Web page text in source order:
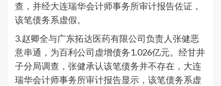
查，并经大连瑞华会计师事务所审计报告佐证，
该笔债务系虚假。
3.赵卿全与广东拓达医药有限公司负责人张健恶
意串通，为百利公司虚增债务1.026亿元。经甘井
子分局调查，张健承认该笔债务并不存在，大连
瑞华会计师事务所审计报告显示，该笔债务系虚